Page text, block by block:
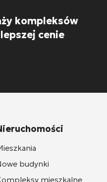
kompleksów
cenie
budynki
mieszkalne